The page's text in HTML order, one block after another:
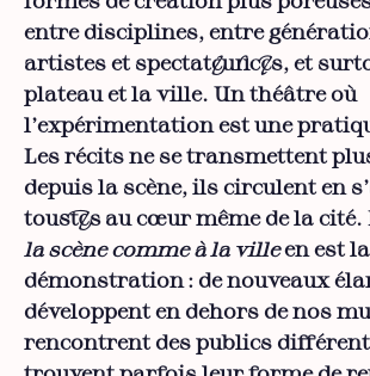
entre disciplines, entre
artistes et spectateur·ices, et
plateau et la ville. Un théâtre où
l’expérimentation est une
Les récits ne se transmettent
depuis la scène, ils circulent en
tous·tes au cœur même de la
la scène comme à la villeen est la
démonstration : de nouveaux
développent en dehors de nos
rencontrent des publics